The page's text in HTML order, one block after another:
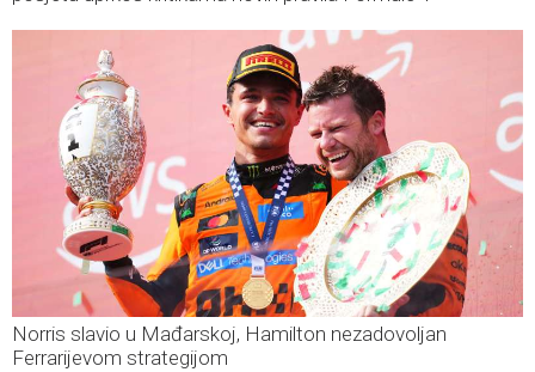
Norris slavio u Mađarskoj, Hamilton nezadovoljan
Ferrarijevom strategijom